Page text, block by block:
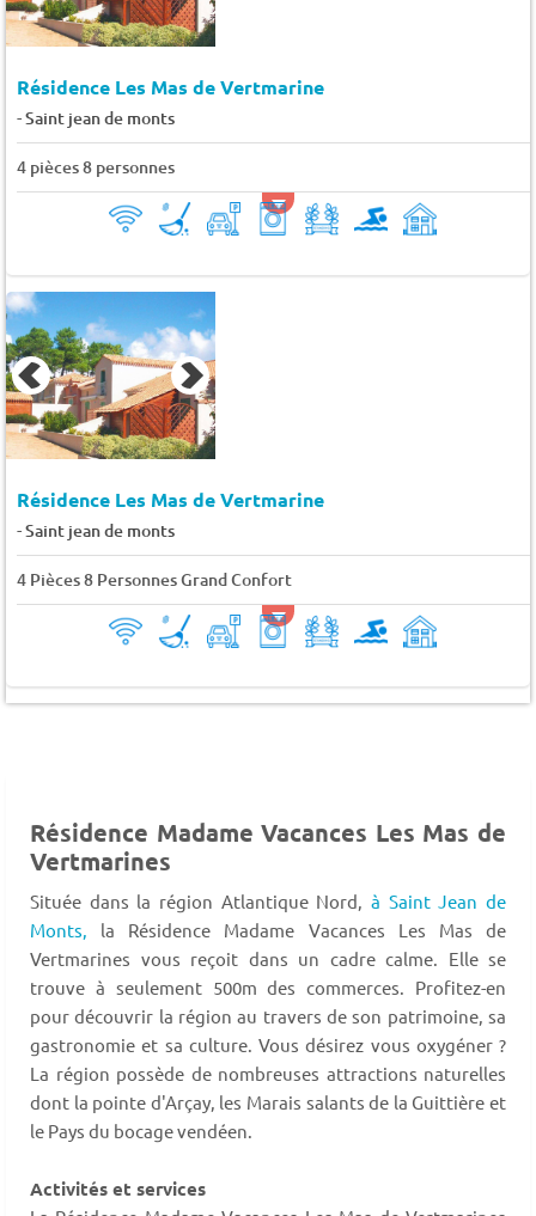
Résidence Les Mas de Vertmarine
-Saint jean de monts
4 pièces 8 personnes
Résidence Les Mas de Vertmarine
-Saint jean de monts
4 Pièces 8 Personnes Grand Confort
Résidence Madame Vacances Les Mas de
Vertmarines
Située dans la région Atlantique Nord, à Saint Jean de
Monts, la Résidence Madame Vacances Les Mas de
Vertmarines vous reçoit dans un cadre calme. Elle se
trouve à seulement 500m des commerces. Profitez-en
pour découvrir la région au travers de son patrimoine, sa
gastronomie et sa culture. Vous désirez vous oxygéner ?
La région possède de nombreuses attractions naturelles
dont la pointe d'Arçay, les Marais salants de la Guittière et
le Pays du bocage vendéen.
Activités et services